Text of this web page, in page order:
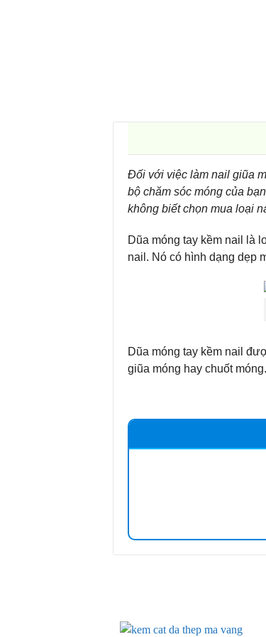
Đối với việc làm nail giũa
bộ chăm sóc móng của
không biết chọn mua loại
Dũa móng tay kềm nail là
nail. Nó có hình dạng dẹp
Dũa móng tay kềm nail
giũa móng hay chuốt